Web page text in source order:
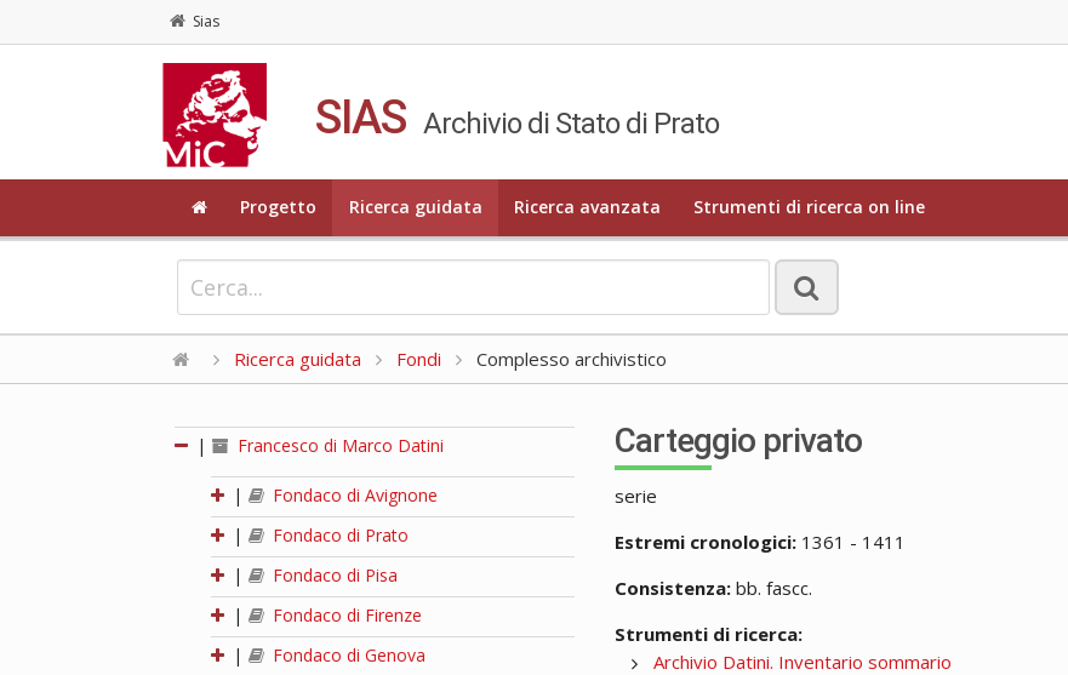
Sias
SIAS Archivio di Stato di Prato
Progetto Ricerca guidata Ricerca avanzata Strumenti di ricerca on line
Ricerca guidata Fondi Complesso archivistico
| Francesco di Marco Datini
|
Fondaco di Avignone
|
Fondaco di Prato
|
Fondaco di Pisa
|
Fondaco di Firenze
|
Fondaco di Genova
Carteggio privato
serie
Estremi cronologici: 1361 - 1411
Consistenza: bb. fascc.
Strumenti di ricerca:
Archivio Datini. Inventario sommario